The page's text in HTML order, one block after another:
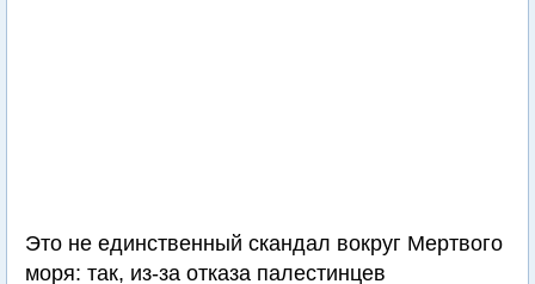
Это не единственный скандал вокруг Мертвого
моря: так, из-за отказа палестинцев